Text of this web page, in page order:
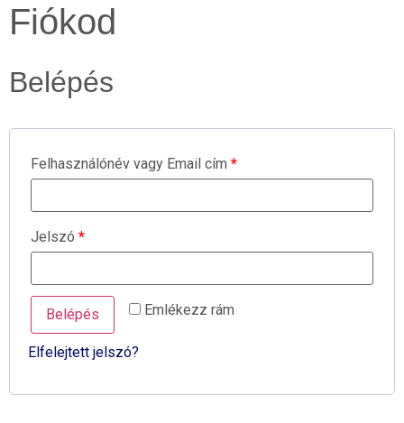
Fiókod
Belépés
Felhasználónév vagy Email cím *
Jelszó *
Emlékezz rám
Belépés
Elfelejtett jelszó?